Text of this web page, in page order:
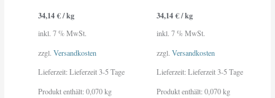
34,14€/kg
inkl. 7 % MwSt.
zzgl.Versandkosten
Lieferzeit:Lieferzeit 3-5 Tage
Produkt enthält: 0,070kg
34,14€/kg
inkl. 7 % MwSt.
zzgl. Versandkosten
Lieferzeit:Lieferzeit 3-5 Tage
Produkt enthält: 0,070kg